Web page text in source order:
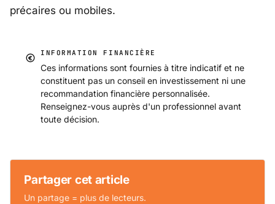
précaires ou mobiles.
INFORMATION FINANCIÈRE
Ces informations sont fournies à titre indicatif et ne
constituent pas un conseil en investissement ni une
recommandation financière personnalisée.
Renseignez-vous auprès d'un professionnel avant
toute décision.
Partager cet article
Un partage = plus de lecteurs.